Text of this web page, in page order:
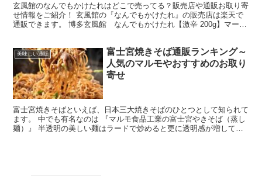
玄風館のなんでもかけたれはどこで売ってる？販売店や通販お取り寄
せ情報をご紹介！ 玄風館の『なんでもかけたれ』の販売店は楽天で
通販できます。 博多玄風館 なんでもかけたれ【激辛 200g】マーク
美味しい通販
富士宮焼きそば通販ランキング～
人気のマルモやおすすめのお取り
寄せ
富士宮焼きそばといえば、日本三大焼きそばのひとつとして知られて
ます。 中でも有名なのは 『マルモ食品工業の富士宮やきそば（蒸し
麺）』 半透明の美しい麺はラードで炒めると更に透明感が増して美